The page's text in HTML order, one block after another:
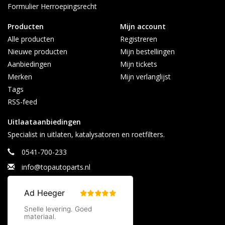
Maandag t/m vrijdag 08:30 - 17:00
Formulier Herroepingsrecht
Producten
Alle producten
Nieuwe producten
Aanbiedingen
Merken
Tags
RSS-feed
Mijn account
Registreren
Mijn bestellingen
Mijn tickets
Mijn verlanglijst
Uitlaataanbiedingen
Specialist in uitlaten, katalysatoren en roetfilters.
0541-700-233
info@topautoparts.nl